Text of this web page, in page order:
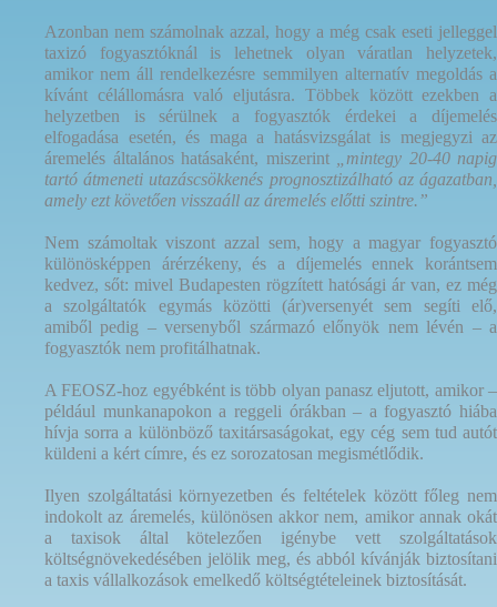
Azonban nem számolnak azzal, hogy a még csak eseti jelleggel
taxizó fogyasztóknál is lehetnek olyan váratlan helyzetek,
amikor nem áll rendelkezésre semmilyen alternatív megoldás a
kívánt célállomásra való eljutásra. Többek között ezekben a
helyzetben is sérülnek a fogyasztók érdekei a díjemelés
elfogadása esetén, és maga a hatásvizsgálat is megjegyzi az
áremelés általános hatásaként, miszerint
„mintegy 20-40 napig
tartó átmeneti utazáscsökkenés prognosztizálható az ágazatban,
amely ezt követően visszaáll az áremelés előtti szintre.”
Nem számoltak viszont azzal sem, hogy a magyar fogyasztó
különösképpen árérzékeny, és a díjemelés ennek korántsem
kedvez, sőt: mivel Budapesten rögzített hatósági ár van, ez még
a szolgáltatók egymás közötti (ár)versenyét sem segíti elő,
amiből pedig – versenyből származó előnyök nem lévén – a
fogyasztók nem profitálhatnak.
A FEOSZ-hoz egyébként is több olyan panasz eljutott, amikor –
például munkanapokon a reggeli órákban – a fogyasztó hiába
hívja sorra a különböző taxitársaságokat, egy cég sem tud autót
küldeni a kért címre, és ez sorozatosan megismétlődik.
Ilyen szolgáltatási környezetben és feltételek között főleg nem
indokolt az áremelés, különösen akkor nem, amikor annak okát
a taxisok által kötelezően igénybe vett szolgáltatások
költségnövekedésében jelölik meg, és abból kívánják biztosítani
a taxis vállalkozások emelkedő költségtételeinek biztosítását.